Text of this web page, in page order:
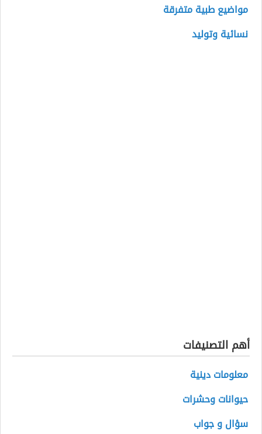
مواضيع طبية متفرقة
نسائية وتوليد
أهم التصنيفات
معلومات دينية
حيوانات وحشرات
سؤال و جواب